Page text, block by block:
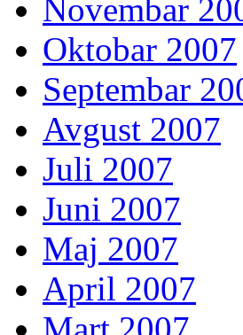
Novembar
Oktobar 2007
Septembar
Avgust 2007
Juli 2007
Juni 2007
Maj 2007
April 2007